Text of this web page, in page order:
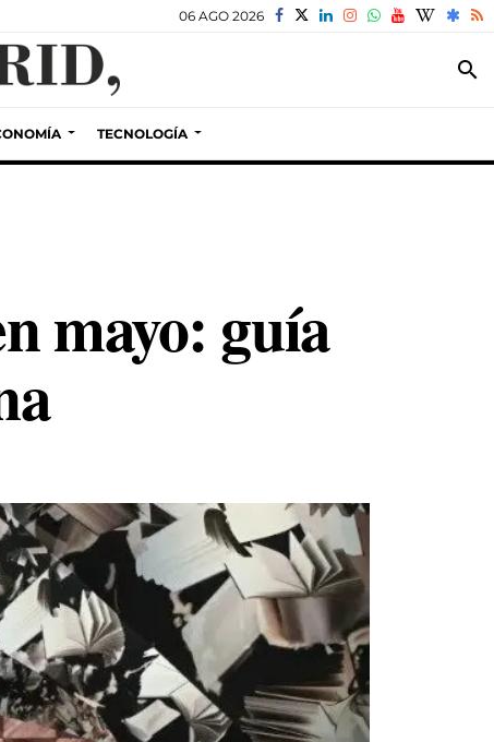
06 AGO 2026
search
TECNOLOGÍA
mayo: guía